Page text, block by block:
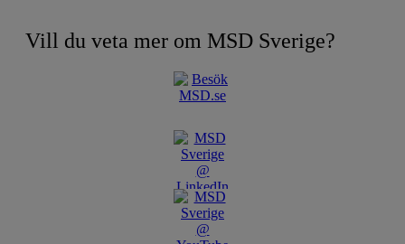
Vill du veta mer om MSD Sverige?